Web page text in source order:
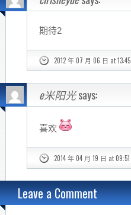
期待2
2012 年 07 月 06 日 at 13:45
e米阳光says:
喜欢
2014 年 04 月 19 日 at 09:51
Leave a Comment